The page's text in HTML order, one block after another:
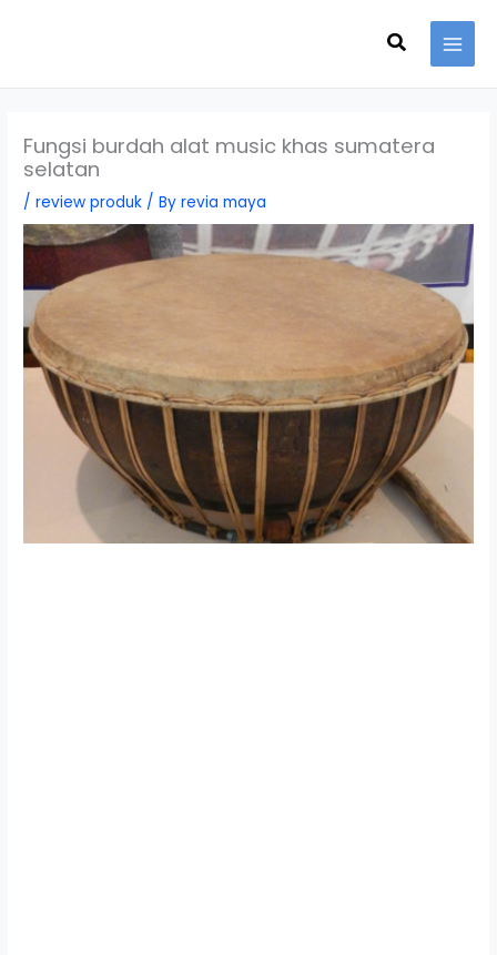
Search
Fungsi burdah alat music khas sumatera
selatan
/review produk / Byrevia maya